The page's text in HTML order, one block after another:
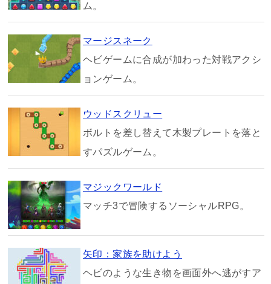
ム。
マージスネーク
ヘビゲームに合成が加わった対戦アクシ
ョンゲーム。
ウッドスクリュー
ボルトを差し替えて木製プレートを落と
すパズルゲーム。
マジックワールド
マッチ3で冒険するソーシャルRPG。
矢印：家族を助けよう
ヘビのような生き物を画面外へ逃がすア